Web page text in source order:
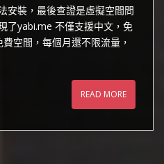
安裝，最後查證是虛擬空間問
了yabi.me 不僅支援中文，免
空間，每個月還不限流量，
READ MORE